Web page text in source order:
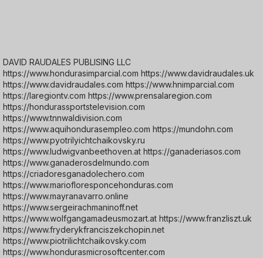
DAVID RAUDALES PUBLISING LLC
https://www.hondurasimparcial.com https://www.davidraudales.uk
https://www.davidraudales.com https://www.hnimparcial.com
https://laregiontv.com https://www.prensalaregion.com
https://hondurassportstelevision.com
https://www.tnnwaldivision.com
https://www.aquihondurasempleo.com https://mundohn.com
https://www.pyotrilyichtchaikovsky.ru
https://www.ludwigvanbeethoven.at https://ganaderiasos.com
https://www.ganaderosdelmundo.com
https://criadoresganadolechero.com
https://www.mariofloresponcehonduras.com
https://www.mayranavarro.online
https://www.sergeirachmaninoff.net
https://www.wolfgangamadeusmozart.at https://www.franzliszt.uk
https://www.fryderykfranciszekchopin.net
https://www.piotrilichtchaikovsky.com
https://www.hondurasmicrosoftcenter.com